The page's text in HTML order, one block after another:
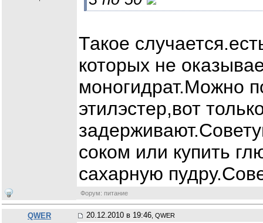
Такое
которых не
моногидрат.Можно
этилэстер,вот
соком или купить
сахарную
Форум: питание
QWER 20.12.2010 в 19:46 , QWER